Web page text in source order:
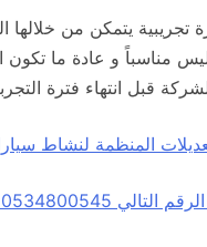
تجريبية يتمكن من
مناسباً و عادة ما تكون
قبل انتهاء فترة
المنظمة لنشاط
عبر الاتصال او الواتسآب بالضغط هنا